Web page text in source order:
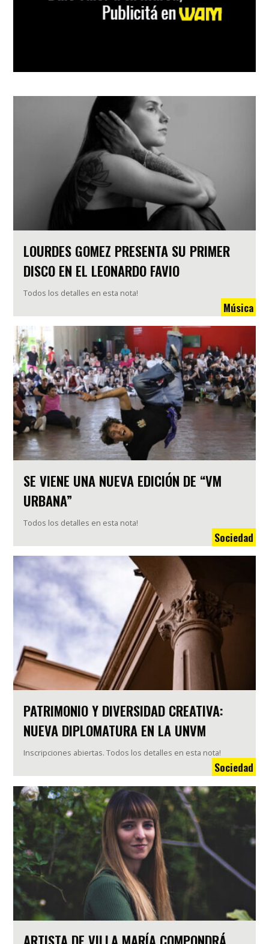
LOURDES GOMEZ PRESENTA SU PRIMER
DISCO EN EL LEONARDO FAVIO
Todos los detalles en esta nota!
Música
SE VIENE UNA NUEVA EDICIÓN DE “VM
URBANA”
Todos los detalles en esta nota!
Sociedad
PATRIMONIO Y DIVERSIDAD CREATIVA:
NUEVA DIPLOMATURA EN LA UNVM
Inscripciones abiertas. Todos los detalles en esta nota!
Sociedad
ARTISTA DE VILLA MARÍA COMPONDRÁ